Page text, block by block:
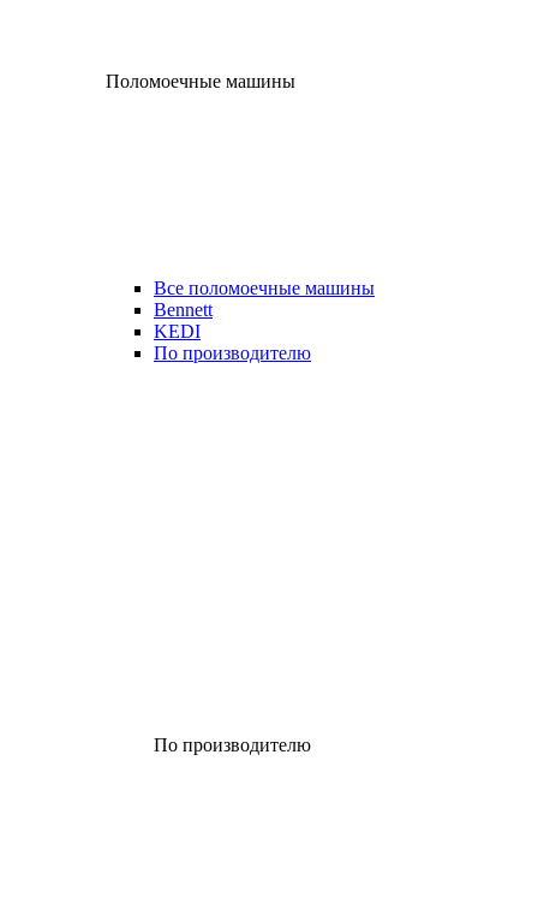
Поломоечные машины
Все поломоечные машины
Bennett
KEDI
По производителю
По производителю